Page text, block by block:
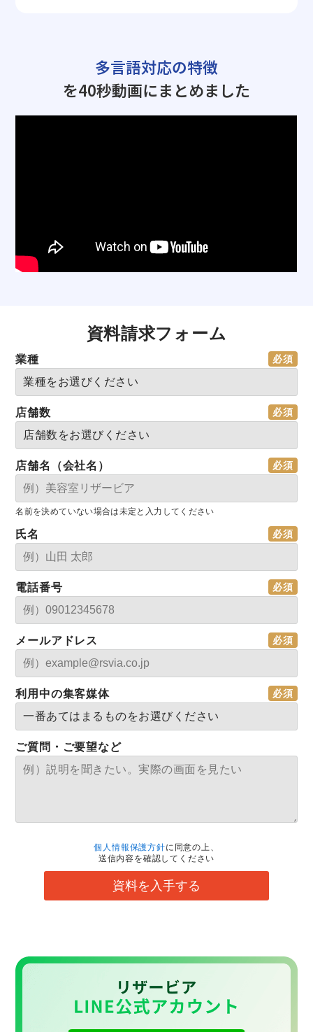
多言語対応の特徴
を40秒動画にまとめました
資料請求フォーム
業種
店舗数
店舗名（会社名）
名前を決めていない場合は未定と入力してください
氏名
電話番号
メールアドレス
利用中の集客媒体
ご質問・ご要望など
個人情報保護方針に同意の上、
送信内容を確認してください
資料を入手する